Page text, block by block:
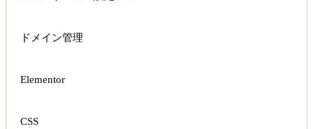
ドメイン管理
Elementor
CSS